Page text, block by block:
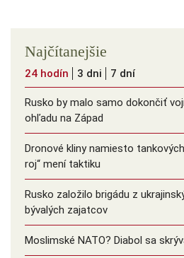
Najčítanejšie
24 hodín 3 dni 7 dní
Rusko by malo samo dokončiť
ohľadu na Západ
Dronové kliny namiesto
roj“ mení taktiku
Rusko založilo brigádu z
bývalých zajatcov
Moslimské NATO? Diabol sa